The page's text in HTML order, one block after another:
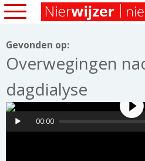
Gevonden op:
Overwegingen
dagdialyse
00:00